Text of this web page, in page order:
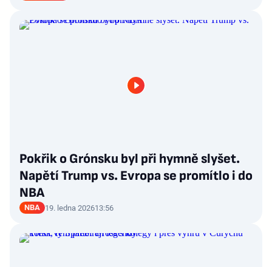
Pokřik o Grónsku byl při hymně slyšet.
Napětí Trump vs. Evropa se promítlo i do
NBA
NBA 19. ledna 202613:56